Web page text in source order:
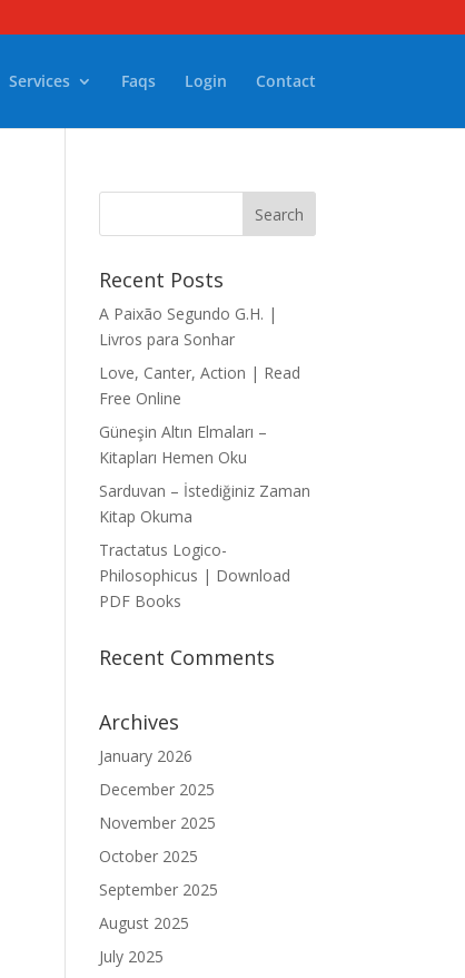
Services Faqs Login Contact
Recent Posts
A Paixão Segundo G.H. |
Livros para Sonhar
Love, Canter, Action | Read
Free Online
Güneşin Altın Elmaları –
Kitapları Hemen Oku
Sarduvan – İstediğiniz Zaman
Kitap Okuma
Tractatus Logico-
Philosophicus | Download
PDF Books
Recent Comments
Archives
January 2026
December 2025
November 2025
October 2025
September 2025
August 2025
July 2025